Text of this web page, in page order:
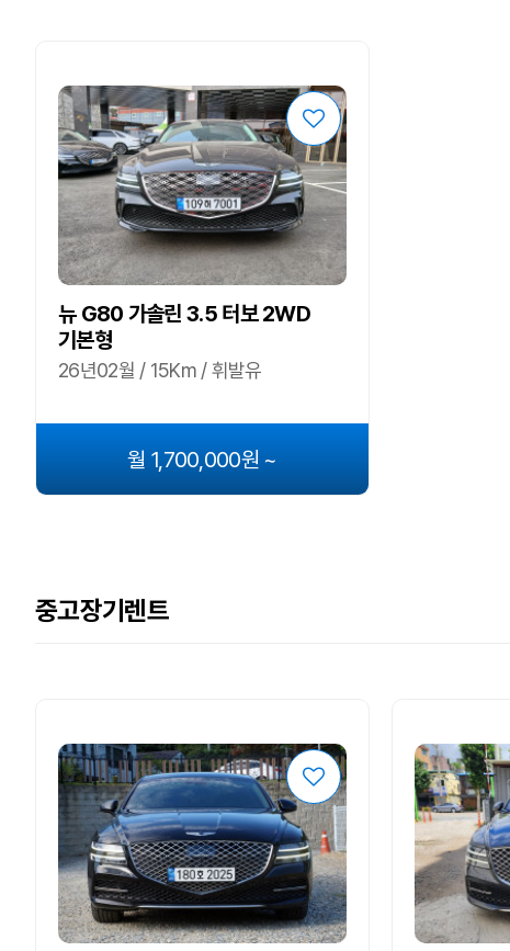
뉴 G80 가솔린 3.5 터보 2WD
기본형
26년02월 / 15Km / 휘발유
월 1,700,000원 ~
중고장기렌트